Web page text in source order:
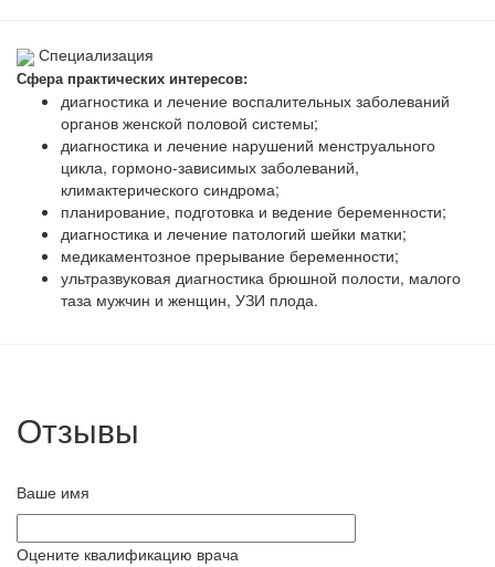
Специализация
Сфера практических интересов:
диагностика и лечение воспалительных заболеваний
органов женской половой системы;
диагностика и лечение нарушений менструального
цикла, гормоно-зависимых заболеваний,
климактерического синдрома;
планирование, подготовка и ведение беременности;
диагностика и лечение патологий шейки матки;
медикаментозное прерывание беременности;
ультразвуковая диагностика брюшной полости, малого
таза мужчин и женщин, УЗИ плода.
Отзывы
Ваше имя
Оцените квалификацию врача